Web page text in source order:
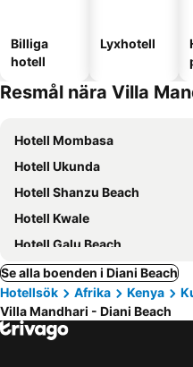
Billiga
hotell
Lyxhotell
Resmål nära Villa
Hotell Mombasa
Hotell Ukunda
Hotell Shanzu Beach
Hotell Kwale
Hotell Galu Beach
Se alla boenden i Diani Beach
Hotellsök
Afrika Kenya
Villa Mandhari - Diani Beach